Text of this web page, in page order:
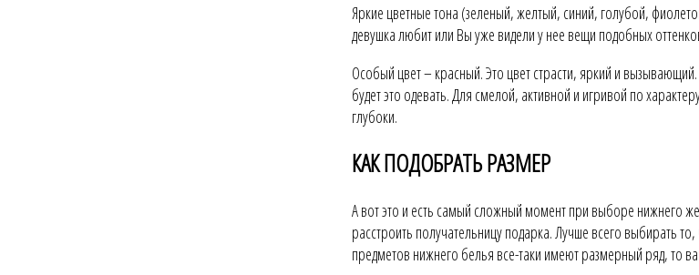
Яркие цветные тона (зеленый, желтый, синий, голубой,
девушка любит или Вы уже видели у нее вещи подобных
Особый цвет – красный. Это цвет страсти, яркий и
будет это одевать. Для смелой, активной и игривой по
глубоки.
КАК ПОДОБРАТЬ РАЗМЕР
А вот это и есть самый сложный момент при выборе нижнего
расстроить получательницу подарка. Лучше всего выбирать
предметов нижнего белья все-таки имеют размерный ряд, то